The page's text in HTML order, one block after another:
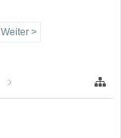
Weiter >